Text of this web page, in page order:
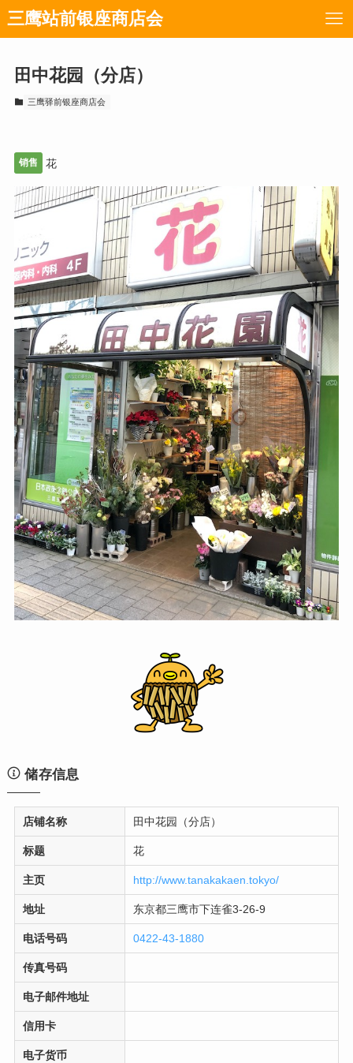
三鹰站前银座商店会
田中花园（分店）
三鹰驿前银座商店会
销售 花
储存信息
店铺名称 田中花园（分店）
标题 花
主页 http://www.tanakakaen.tokyo/
地址 东京都三鹰市下连雀3-26-9
电话号码 0422-43-1880
传真号码
电子邮件地址
信用卡
电子货币